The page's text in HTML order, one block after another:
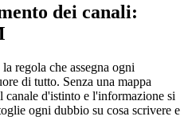
dei canali:
regola che assegna ogni
di tutto. Senza una mappa
canale d'istinto e l'informazione si
ogni dubbio su cosa scrivere e